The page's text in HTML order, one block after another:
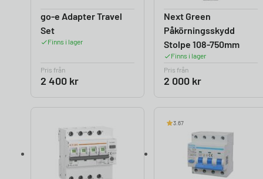
go-e Adapter Travel
Set
Finns i lager
Pris från
2 400 kr
Next Green
Påkörningsskydd
Stolpe 108-750mm
Finns i lager
Pris från
2 000 kr
3.67